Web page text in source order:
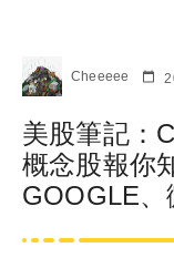
Cheeeee
美股筆記：
概念股報你
GOOGLE、